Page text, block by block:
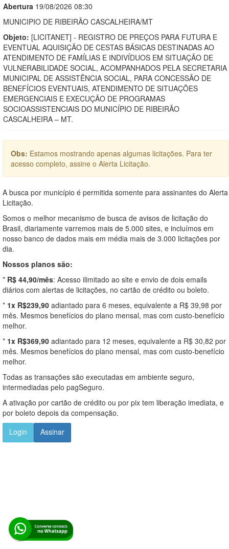
Abertura 19/08/2026 08:30
MUNICIPIO DE RIBEIRÃO CASCALHEIRA/MT
Objeto: [LICITANET] - REGISTRO DE PREÇOS PARA FUTURA E
EVENTUAL AQUISIÇÃO DE CESTAS BÁSICAS DESTINADAS AO
ATENDIMENTO DE FAMÍLIAS E INDIVÍDUOS EM SITUAÇÃO DE
VULNERABILIDADE SOCIAL, ACOMPANHADOS PELA SECRETARIA
MUNICIPAL DE ASSISTÊNCIA SOCIAL, PARA CONCESSÃO DE
BENEFÍCIOS EVENTUAIS, ATENDIMENTO DE SITUAÇÕES
EMERGENCIAIS E EXECUÇÃO DE PROGRAMAS
SOCIOASSISTENCIAIS DO MUNICÍPIO DE RIBEIRÃO
CASCALHEIRA – MT.
Obs: Estamos mostrando apenas algumas licitações. Para ter
acesso completo, assine o Alerta Licitação.
A busca por município é permitida somente para assinantes do Alerta
Licitação.
Somos o melhor mecanismo de busca de avisos de licitação do
Brasil, diariamente varremos mais de 5.000 sites, e incluímos em
nosso banco de dados mais em média mais de 3.000 licitações por
dia.
Nossos planos são:
* R$ 44,90/mês: Acesso ilimitado ao site e envio de dois emails
diários com alertas de licitações, no cartão de crédito ou boleto.
* 1x R$239,90 adiantado para 6 meses, equivalente a R$ 39,98 por
mês. Mesmos benefícios do plano mensal, mas com custo-benefício
melhor.
* 1x R$369,90 adiantado para 12 meses, equivalente a R$ 30,82 por
mês. Mesmos benefícios do plano mensal, mas com custo-benefício
melhor.
Todas as transações são executadas em ambiente seguro,
intermediadas pelo pagSeguro.
A ativação por cartão de crédito ou por pix tem liberação imediata, e
por boleto depois da compensação.
Login
Assinar